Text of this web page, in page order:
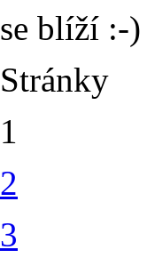
se blíží :-)
Stránky
1
2
3